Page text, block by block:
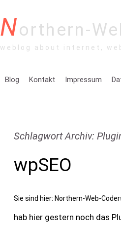
Northern-
weblog about internet,
Blog Kontakt Impressum
Schlagwort Archiv:
wpSEO
Sie sind hier: Northern-Web-
hab hier gestern noch das